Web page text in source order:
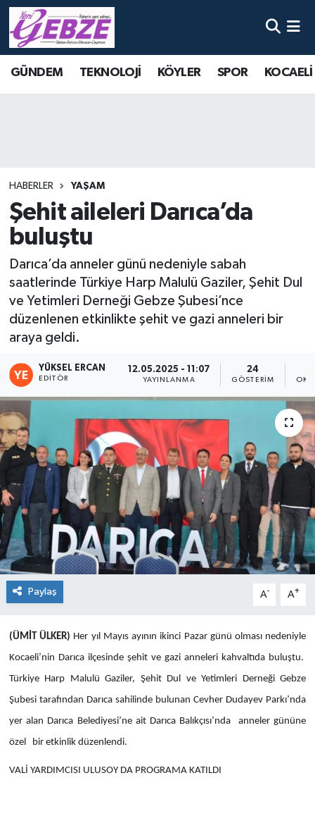
GÜNDEM TEKNOLOJİ KÖYLER SPOR
HABERLER YAŞAM
Şehit aileleri Darıca’da
buluştu
Darıca’da anneler günü nedeniyle sabah
saatlerinde Türkiye Harp Malulü Gaziler, Şehit Dul
ve Yetimleri Derneği Gebze Şubesi’nce
düzenlenen etkinlikte şehit ve gazi anneleri bir
araya geldi.
YÜKSEL ERCAN
EDITÖR
12.05.2025 - 11:07
YAYINLANMA
24
GÖSTERIM
Paylaş A- A+
(ÜMİT ÜLKER) Her yıl Mayıs ayının ikinci Pazar günü olması nedeniyle
Kocaeli’nin Darıca ilçesinde şehit ve gazi anneleri kahvaltıda buluştu.
Türkiye Harp Malulü Gaziler, Şehit Dul ve Yetimleri Derneği Gebze
Şubesi tarafından Darıca sahilinde bulunan Cevher Dudayev Parkı’nda
yer alan Darıca Belediyesi’ne ait Darıca Balıkçısı’nda anneler gününe
özel bir etkinlik düzenlendi.
VALİ YARDIMCISI ULUSOY DA PROGRAMA KATILDI
Nöbetçi Eczaneler
Tüm Manşetler
Son Dakika Haberleri
Haber Arşivi